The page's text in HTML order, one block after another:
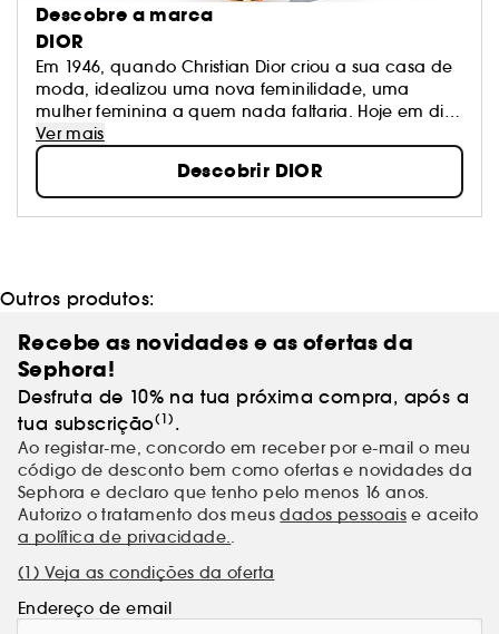
Descobre a marca
DIOR
Em 1946, quando Christian Dior criou a sua casa de
moda, idealizou uma nova feminilidade, uma
mulher feminina a quem nada faltaria. Hoje em dia,
dos vestidos aos acessórios, das fragrâncias ao
batom e ao mais sofisticado tratamento, a Casa
Dior exalta a beleza da mulher conferindo-lhe
luminosidade e modernidade.
Ver mais
Descobrir DIOR
Outros produtos:
Recebe as novidades e as ofertas da
Sephora!
Desfruta de 10% na tua próxima compra, após a
tua subscrição(1) .
Ao registar-me, concordo em receber por e-mail o meu
código de desconto bem como ofertas e novidades da
Sephora e declaro que tenho pelo menos 16 anos.
Autorizo o tratamento dos meusdados pessoais e aceito
a política de privacidade..
(1) Veja as condições da oferta
Endereço de email